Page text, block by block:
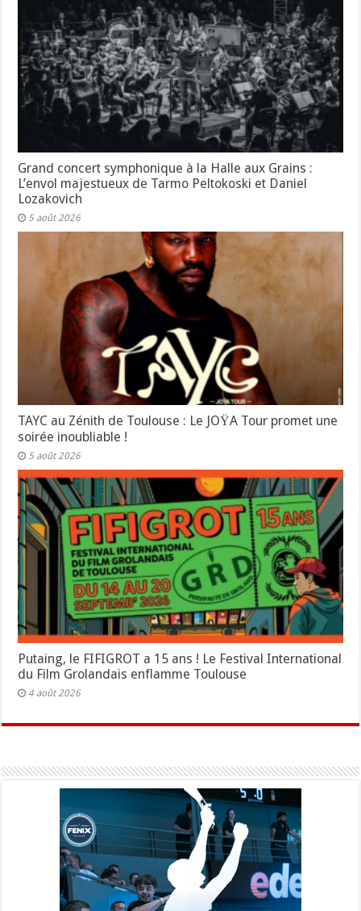
Grand concert symphonique à la Halle aux Grains :
L’envol majestueux de Tarmo Peltokoski et Daniel
Lozakovich
5 août 2026
TAYC au Zénith de Toulouse : Le JOŸA Tour promet une
soirée inoubliable !
5 août 2026
Putaing, le FIFIGROT a 15 ans ! Le Festival International
du Film Grolandais enflamme Toulouse
4 août 2026